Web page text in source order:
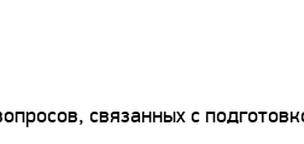
связанных с